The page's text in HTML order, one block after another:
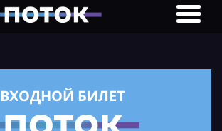
ВХОДНОЙ БИЛЕТ